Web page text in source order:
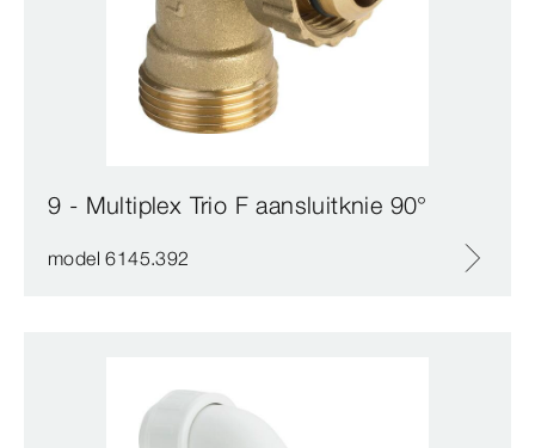
9 - Multiplex Trio F aansluitknie 90°
model 6145.392